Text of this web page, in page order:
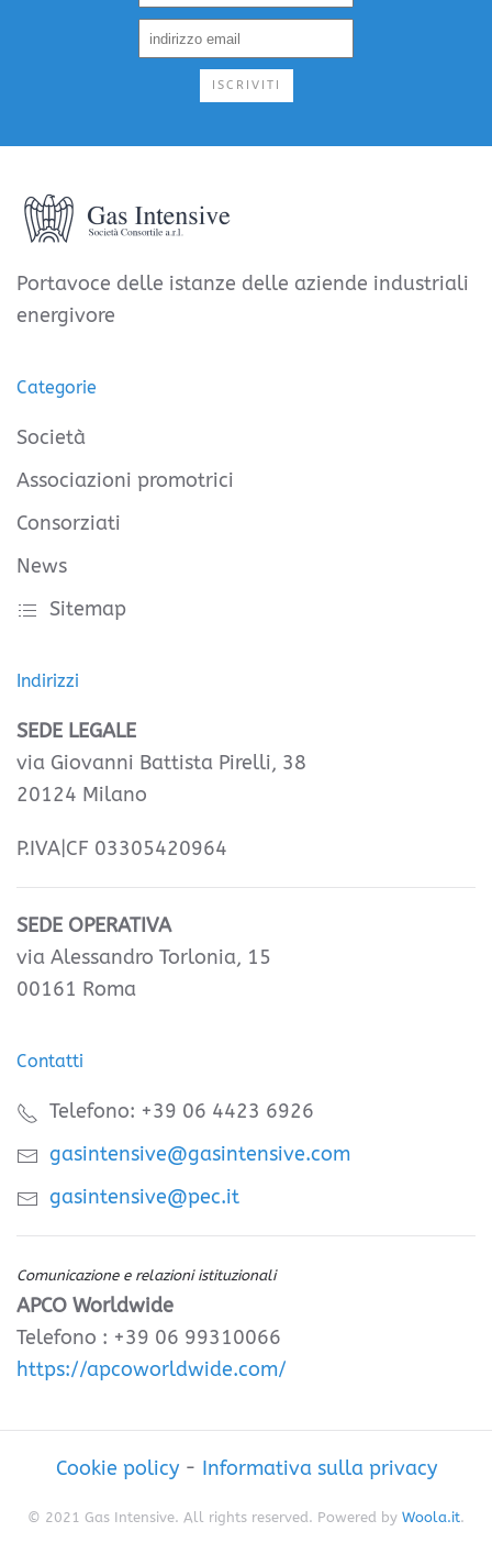
ISCRIVITI
Portavoce delle istanze delle aziende industriali
energivore
Categorie
Società
Associazioni promotrici
Consorziati
News
Sitemap
Indirizzi
SEDE LEGALE
via Giovanni Battista Pirelli, 38
20124 Milano
P.IVA|CF 03305420964
SEDE OPERATIVA
via Alessandro Torlonia, 15
00161 Roma
Contatti
Telefono: +39 06 4423 6926
gasintensive@gasintensive.com
gasintensive@pec.it
Comunicazione e relazioni istituzionali
APCO Worldwide
Telefono : +39 06 99310066
https://apcoworldwide.com/
Cookie policy- Informativa sulla privacy
© 2021 Gas Intensive. All rights reserved. Powered by Woola.it.